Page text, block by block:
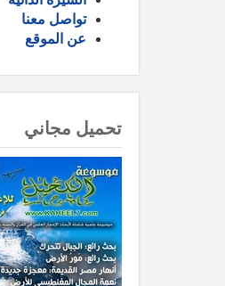
تواصل معنا
عن الموقع
تحميل مجاني